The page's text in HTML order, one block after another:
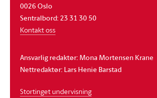
0026 Oslo
Sentralbord: 23 31 30 50
Kontakt oss
Ansvarlig redaktør: Mona Mortensen Krane
Nettredaktør: Lars Henie Barstad
Stortinget undervisning